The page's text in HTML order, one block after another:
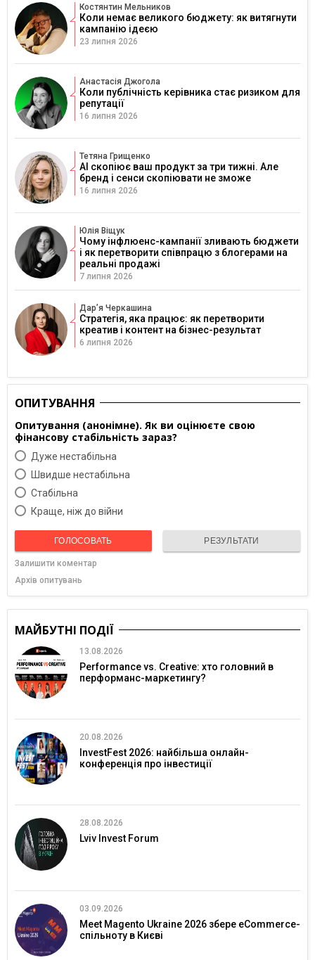
Костянтин Мельников
Коли немає великого бюджету: як витягнути
кампанію ідеєю
23 липня 2026
Анастасія Джогола
Коли публічність керівника стає ризиком для
репутації
16 липня 2026
Тетяна Грищенко
AI скопіює ваш продукт за три тижні. Але
бренд і сенси скопіювати не зможе
16 липня 2026
Юлія Віщук
Чому інфлюенс-кампанії зливають бюджети
і як перетворити співпрацю з блогерами на
реальні продажі
7 липня 2026
Дарʼя Черкашина
Стратегія, яка працює: як перетворити
креатив і контент на бізнес-результат
6 липня 2026
ОПИТУВАННЯ
Опитування (анонімне). Як ви оцінюєте свою
фінансову стабільність зараз?
Дуже нестабільна
Швидше нестабільна
Cтабільна
Краще, ніж до війни
ГОЛОСОВАТЬ РЕЗУЛЬТАТИ
Залишити коментар
Архів опитувань
МАЙБУТНІ ПОДІЇ
13.08.2026
Performance vs. Creative: хто головний в
перформанс-маркетингу?
20.08.2026
InvestFest 2026: найбільша онлайн-
конференція про інвестиції
28.08.2026
Lviv Invest Forum
03.09.2026
Meet Magento Ukraine 2026 збере eCommerce-
спільноту в Києві